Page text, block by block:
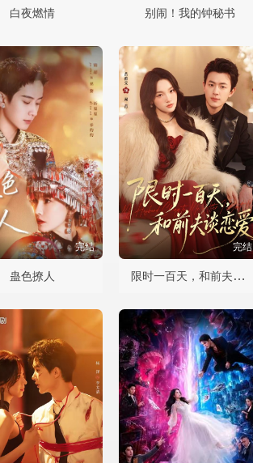
白夜燃情 别闹！我的钟秘书
完结
蛊色撩人
完结
限时一百天，和前夫谈恋爱